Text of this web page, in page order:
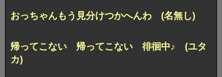
おっちゃんもう見分けつかへんわ (名無し)
帰ってこない 帰ってこない 徘徊中♪ (ユタ
カ)